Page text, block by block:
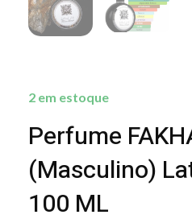
Perfume
(Masculino)
100 ML
2 em estoque